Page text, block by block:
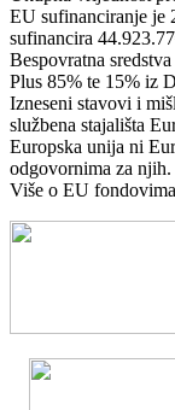
EU sufinanciranje je
sufinancira
Bespovratna
Plus 85% te 15% iz
Izneseni stavovi i
službena stajališta
Europska unija ni
odgovornima za njih.
Više o EU